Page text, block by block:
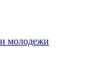
молодежи